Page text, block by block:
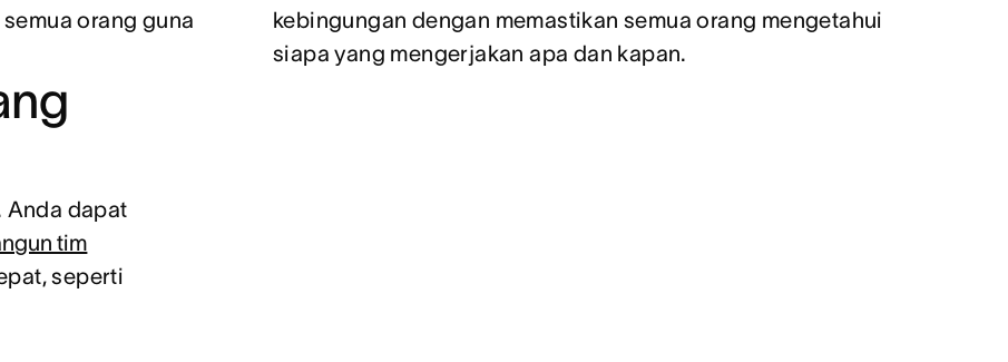
orang guna
kebingungan dengan memastikan semua orang mengetahui
siapa yang mengerjakan apa dan kapan.
Anda dapat
tim
seperti